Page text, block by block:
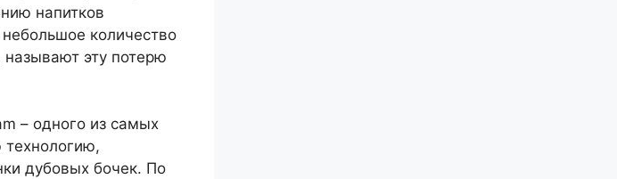
напитков
количество
эту потерю
– одного из самых
технологию,
дубовых бочек. По